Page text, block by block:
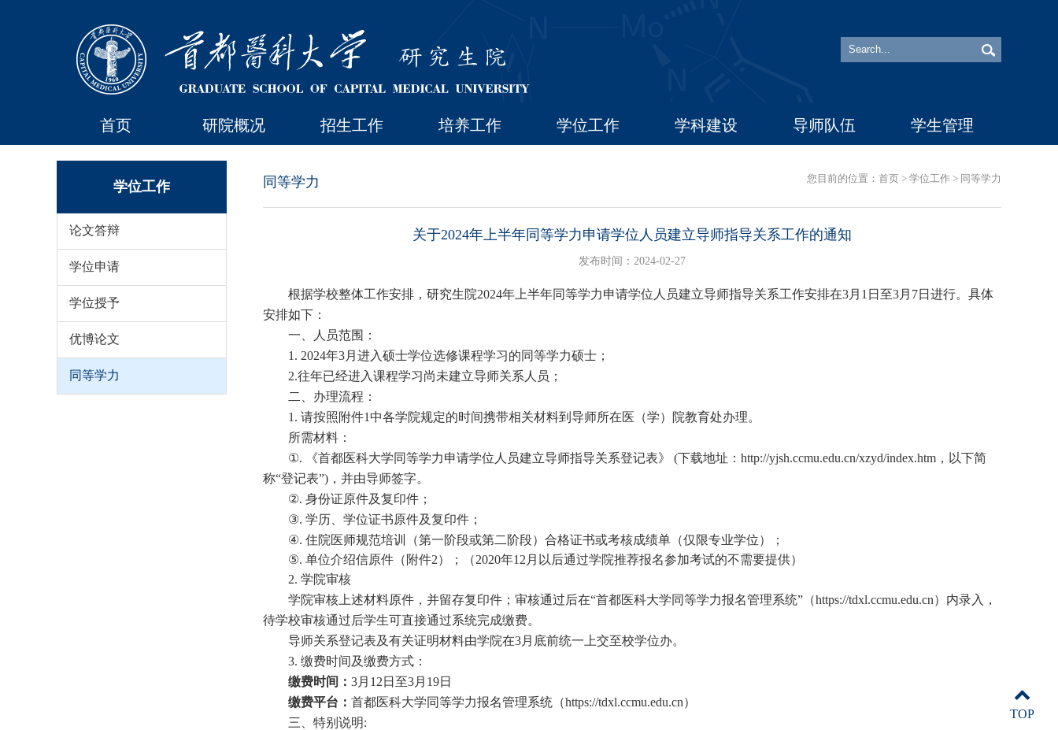
首页 研院概况 招生工作 培养工作 学位工作 学科建设 导师队伍 学生管理
学位工作
论文答辩
学位申请
学位授予
优博论文
同等学力
您目前的位置： 首页 > 学位工作 > 同等学力
同等学力
关于2024年上半年同等学力申请学位人员建立导师指导关系工作的通知
发布时间：2024-02-27
根据学校整体工作安排，研究生院2024年上半年同等学力申请学位人员建立导师指导关系工作安排在3月 1 日至3月 7日进行。具体
安排如下：
一、人员范围：
1. 2024年3月进入硕士学位选修课程学习的同等学力硕士；
2.往年已经进入课程学习尚未建立导师关系人员；
二、办理流程：
1. 请按照附件1 中各学院规定的时间携带相关材料到导师所在医（学）院教育处办理。
所需材料：
①. 《首都医科大学同等学力申请学位人员建立导师指导关系登记表》 (下载地址： http://yjsh.ccmu.edu.cn/xzyd/index.htm ，以下简
称“登记表”) ，并由导师签字。
②. 身份证原件及复印件；
③. 学历、学位证书原件及复印件；
④. 住院医师规范培训（第一阶段或第二阶段）合格证书或考核成绩单（仅限专业学位）；
⑤. 单位介绍信原件（附件2）；（2020年12 月以后通过学院推荐报名参加考试的不需要提供）
2. 学院审核
学院审核上述材料原件，并留存复印件；审核通过后在“首都医科大学同等学力报名管理系统”（https://tdxl.ccmu.edu.cn）内录入，
待学校审核通过后学生可直接通过系统完成缴费。
导师关系登记表及有关证明材料由学院在3月底前统一上交至校学位办。
3. 缴费时间及缴费方式：
缴费时间： 3月 12 日至3月 19日
缴费平台： 首都医科大学同等学力报名管理系统（https://tdxl.ccmu.edu.cn）
三、特别说明:
TOP